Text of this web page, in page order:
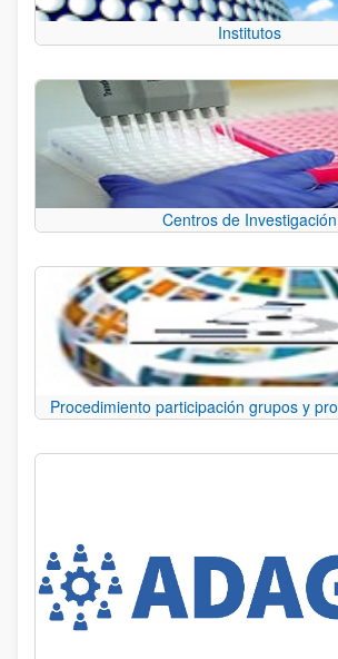
Institutos
Centros de Investigación
Procedimiento participación grupos y